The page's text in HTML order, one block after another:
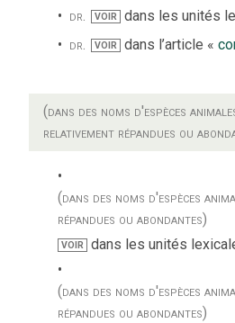
dr. VOIR dans les unités
dr.
VOIR dans l’article «
(dans des noms d'espèces
relativement répandues ou
(dans des noms d'espèces
répandues ou abondantes)
VOIR dans les unités
(dans des noms d'espèces
répandues ou abondantes)